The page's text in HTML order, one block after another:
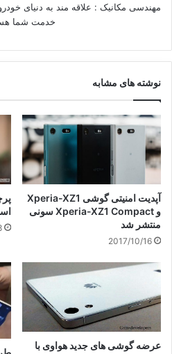
مهندسی مکانیک : علاقه مند به دنیای
خدمت شما
نوشته های مشابه
آپدیت امنیتی گوشی Xperia-XZ1
و Xperia-XZ1 Compact سونی
منتشر شد
2017/10/16
عرضه گوشی های جدید هواوی با